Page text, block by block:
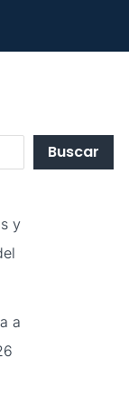
Buscar
y
a